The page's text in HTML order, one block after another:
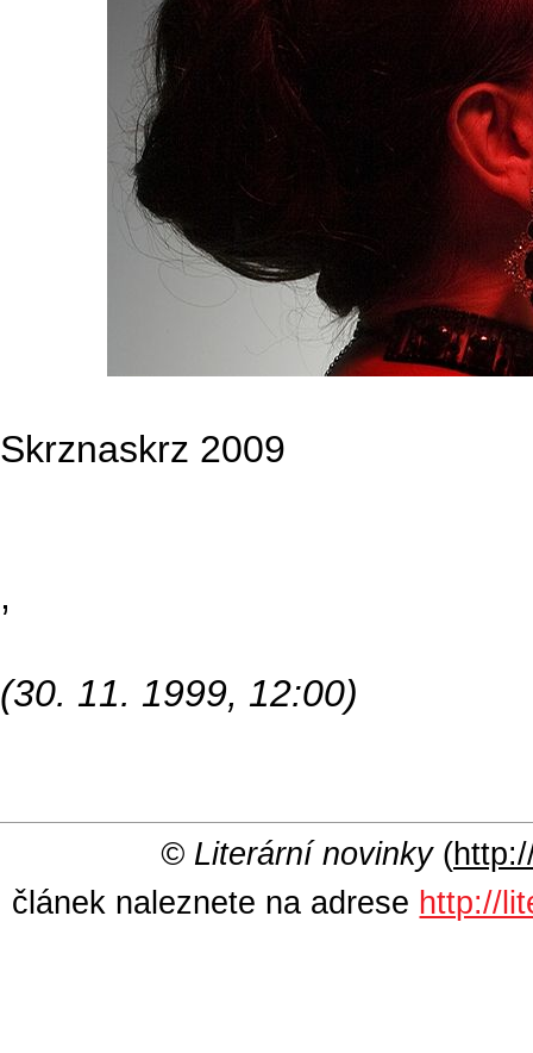
Skrznaskrz 2009
,
(30. 11. 1999, 12:00)
© Literární novinky(
článek naleznete na adrese http://